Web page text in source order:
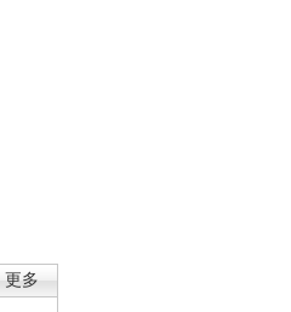
更多